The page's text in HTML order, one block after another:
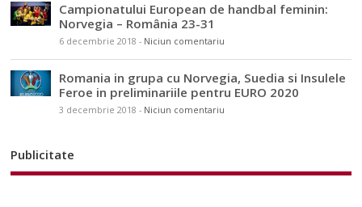
Campionatului European de handbal feminin:
Norvegia – România 23-31
6 decembrie 2018 - Niciun comentariu
Romania in grupa cu Norvegia, Suedia si Insulele
Feroe in preliminariile pentru EURO 2020
3 decembrie 2018 - Niciun comentariu
Publicitate